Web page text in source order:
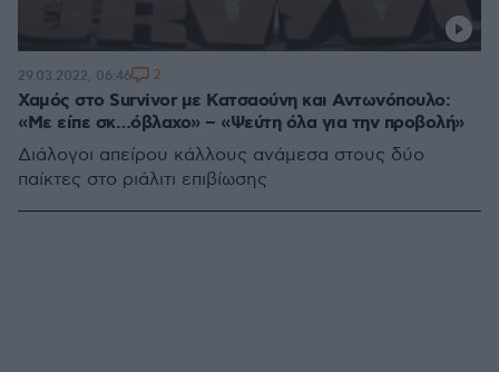
Χαμός στο Survivor με Κατσαούνη και Αντωνόπουλο:
«Με είπε σκ…όβλαχο» – «Ψεύτη όλα για την προβολή»
Διάλογοι απείρου κάλλους ανάμεσα στους δύο
παίκτες στο ριάλιτι επιβίωσης
29.03.2022, 06:46 2